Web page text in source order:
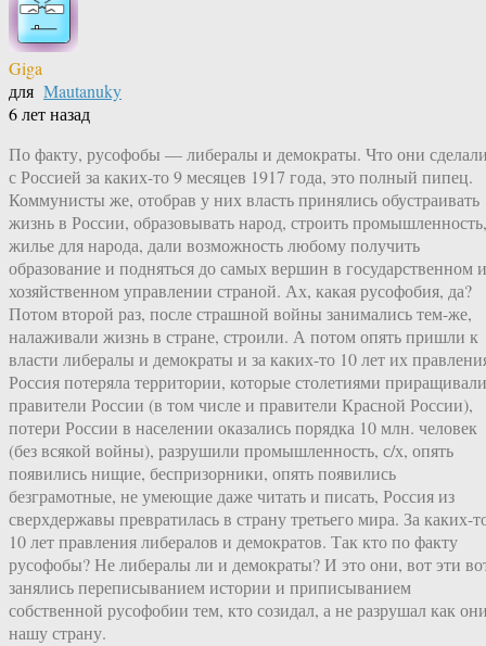
Giga
для Mautanuky
6 лет назад
По факту, русофобы — либералы и демократы. Что они
с Россией за каких-то 9 месяцев 1917 года, это полный пипец.
Коммунисты же, отобрав у них власть принялись обустраивать
жизнь в России, образовывать народ, строить промышленность,
жилье для народа, дали возможность любому получить
образование и подняться до самых вершин в государственном и
хозяйственном управлении страной. Ах, какая русофобия, да?
Потом второй раз, после страшной войны занимались тем-же,
налаживали жизнь в стране, строили. А потом опять пришли к
власти либералы и демократы и за каких-то 10 лет их
Россия потеряла территории, которые столетиями приращивали
правители России (в том числе и правители Красной России),
потери России в населении оказались порядка 10 млн. человек
(без всякой войны), разрушили промышленность, с/х, опять
появились нищие, беспризорники, опять появились
безграмотные, не умеющие даже читать и писать, Россия из
сверхдержавы превратилась в страну третьего мира. За каких-
10 лет правления либералов и демократов. Так кто по факту
русофобы? Не либералы ли и демократы? И это они, вот эти
занялись переписыванием истории и приписыванием
собственной русофобии тем, кто созидал, а не разрушал как
нашу страну.